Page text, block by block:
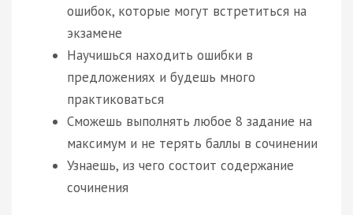
ошибок, которые могут встретиться на
экзамене
Научишься находить ошибки в
предложениях и будешь много
практиковаться
Сможешь выполнять любое 8 задание на
максимум и не терять баллы в сочинении
Узнаешь, из чего состоит содержание
сочинения